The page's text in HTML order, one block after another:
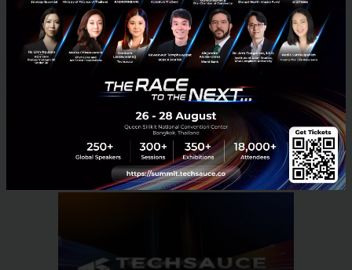
เป็นที่แพร่หลาย และเขามักได้รับเชิญให้ไปพูด และเป็น
Mentor ให้กับโครงการต่างๆ มากมายทั่วโลก
Hooked Startup
No comment